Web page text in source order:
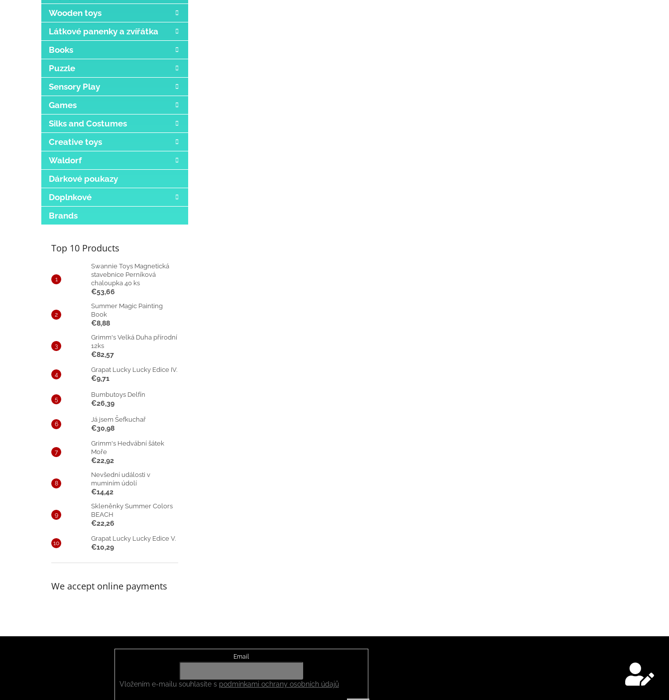
Wooden toys
Látkové panenky a zvířátka
Books
Puzzle
Sensory Play
Games
Silks and Costumes
Creative toys
Waldorf
Dárkové poukazy
Doplnkové
Brands
Top 10 Products
Swannie Toys Magnetická
stavebnice Perníková
chaloupka 40 ks
€53,66
Summer Magic Painting
Book
€8,88
Grimm's Velká Duha přírodní
12ks
€82,57
Grapat Lucky Lucky Edice IV.
€9,71
Bumbutoys Delfín
€26,39
Já jsem Šefkuchař
€30,98
Grimm's Hedvábní šátek
Moře
€22,92
Nevšední události v
muminím údolí
€14,42
Skleněnky Summer Colors
BEACH
€22,26
Grapat Lucky Lucky Edice V.
€10,29
We accept online payments
F
Email
Vložením e-mailu souhlasíte s podmínkami ochrany osobních údajů